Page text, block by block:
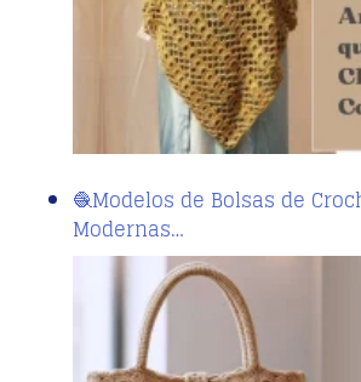
🧶Modelos de Bolsas de
Modernas…